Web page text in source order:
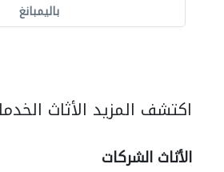
باليمبانغ
اكتشف المزيد الأثاث
الأثاث الشركات